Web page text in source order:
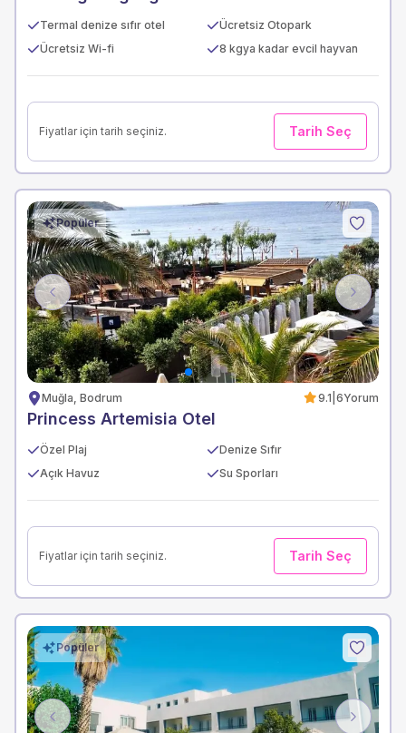
Termal denize sıfır otel
Ücretsiz Otopark
Ücretsiz Wi-fi
8 kgya kadar evcil hayvan
Fiyatlar için tarih seçiniz. Tarih Seç
Previous Next
Popüler
Muğla, Bodrum 9.1 6Yorum
Princess Artemisia Otel
Özel Plaj
Denize Sıfır
Açık Havuz
Su Sporları
Fiyatlar için tarih seçiniz. Tarih Seç
Previous Next
Popüler